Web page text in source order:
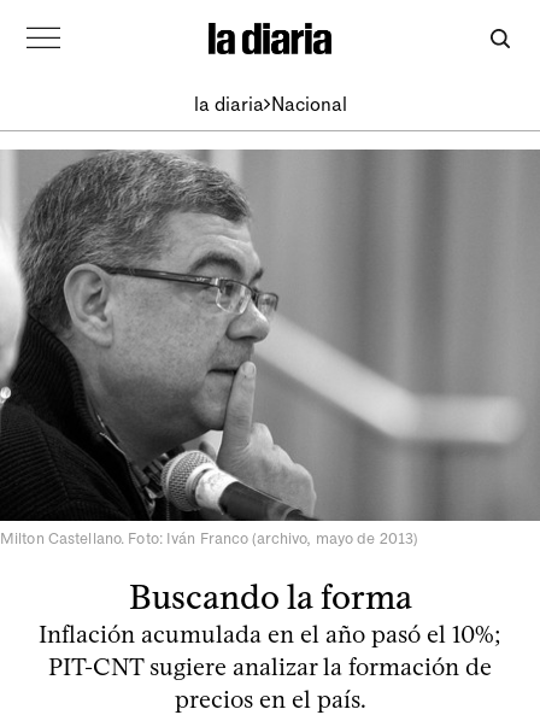
la diaria Nacional
Milton Castellano. Foto: Iván Franco (archivo, mayo de 2013)
Buscando la forma
Inflación acumulada en el año pasó el 10%;
PIT-CNT sugiere analizar la formación de
precios en el país.